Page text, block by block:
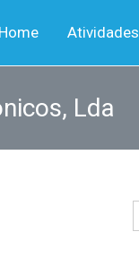
Home Atividades
Lda